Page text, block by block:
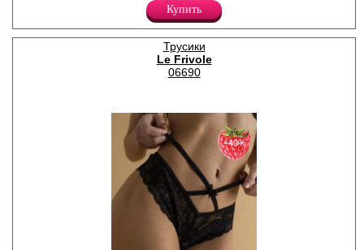
украшает "корсетная"
шнуровка.
Полиамид 91%
Эластан 9%
Купить
Трусики
Le Frivole
06690
−40%